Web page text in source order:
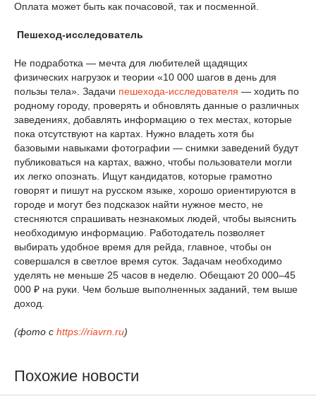
Оплата может быть как почасовой, так и посменной.
Пешеход-исследователь
Не подработка — мечта для любителей щадящих
физических нагрузок и теории «10 000 шагов в день для
пользы тела». Задачи пешехода-исследователя — ходить по
родному городу, проверять и обновлять данные о различных
заведениях, добавлять информацию о тех местах, которые
пока отсутствуют на картах. Нужно владеть хотя бы
базовыми навыками фотографии — снимки заведений будут
публиковаться на картах, важно, чтобы пользователи могли
их легко опознать. Ищут кандидатов, которые грамотно
говорят и пишут на русском языке, хорошо ориентируются в
городе и могут без подсказок найти нужное место, не
стесняются спрашивать незнакомых людей, чтобы выяснить
необходимую информацию. Работодатель позволяет
выбирать удобное время для рейда, главное, чтобы он
совершался в светлое время суток. Задачам необходимо
уделять не меньше 25 часов в неделю. Обещают 20 000–45
000 ₽ на руки. Чем больше выполненных заданий, тем выше
доход.
(фото с https://riavrn.ru)
Похожие новости